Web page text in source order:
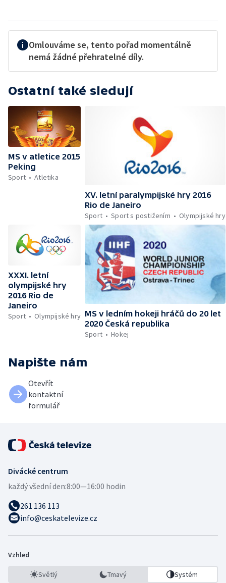
Omlouváme se, tento pořad momentálně
nemá žádné přehratelné díly.
Ostatní také sledují
MS v atletice 2015
Peking
Sport
Atletika
XV. letní paralympijské hry 2016
Rio de Janeiro
Sport
Sport s postižením Olympijské hry
XXXI. letní
olympijské hry
2016 Rio de
Janeiro
Sport
Olympijské hry MS v ledním hokeji hráčů do 20 let
2020 Česká republika
Sport
Hokej
Napište nám
Otevřít
kontaktní
formulář
Divácké centrum
každý všední den:8:00—16:00 hodin
261 136 113
info@ceskatelevize.cz
Vzhled
Světlý Tmavý Systém